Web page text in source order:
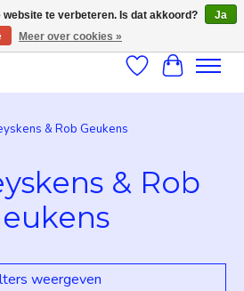
Verlanglijst
& Rob Geukens
& Rob
weergeven
te verbeteren. Is dat akkoord?
Ja
Meer over cookies »